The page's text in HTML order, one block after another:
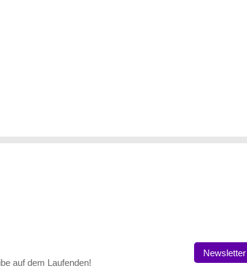
auf dem Laufenden!